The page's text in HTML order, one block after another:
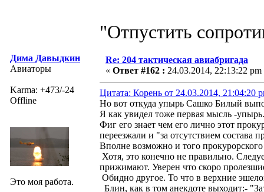
"Отпустить
Дима Давыдкин
Авиаторы
Karma: +473/-24
Offline
Это моя работа.
Re: 204 тактическая авиабригада
« Ответ #162 : 24.03.2014, 22:13:22 pm
Цитата: Корень от 24.03.2014, 21:04:20
Но вот откуда упырь Сашко Билый
Я как увидел тоже первая мысль -
Фиг его знает чем его лично этот
переезжали и "за отсутствием состава
Вполне возможно и того
Хотя, это конечно не правильно.
прижимают. Уверен что скоро
Обидно другое. То что в верхние
Блин, как в том анекдоте выходит:-